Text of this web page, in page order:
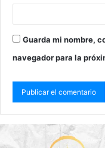
Guarda mi nombre,
navegador para la